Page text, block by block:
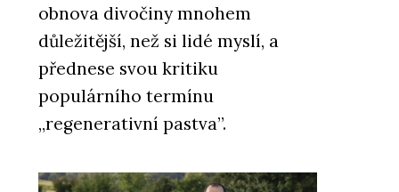
PRODUKTY
Vláknocementová deska
obnova divočiny mnohem
důležitější, než si lidé myslí, a
přednese svou kritiku
populárního termínu
„regenerativní pastva”.